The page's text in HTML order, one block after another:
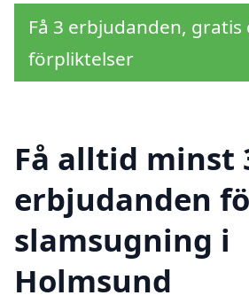
Få 3 erbjudanden, gratis
förpliktelser
Få alltid minst
erbjudanden
slamsugning i
Holmsund